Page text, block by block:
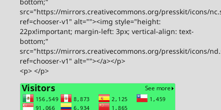
src="https://mirrors.creativecommons.org/presskit/icons/
ref=chooser-v1" alt=""><img style="height:
22px!important; margin-left: 3px; vertical-align: text-
bottom;"
src="https://mirrors.creativecommons.org/presskit/icons/
ref=chooser-v1" alt=""></a></p>
<p> </p>